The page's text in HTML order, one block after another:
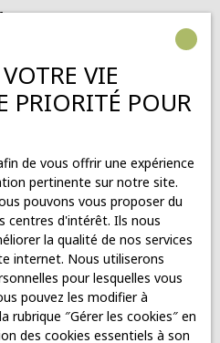
pas
bien correspondant à votre
à notre alerte mail !
VIE
PRIORITÉ POUR
de vous offrir une expérience
pertinente sur notre site.
pouvons vous proposer du
centres d'intérêt. Ils nous
la qualité de nos services
internet. Nous utiliserons
pour lesquelles vous
pouvez les modifier à
″Gérer les cookies″ en
des cookies essentiels à son